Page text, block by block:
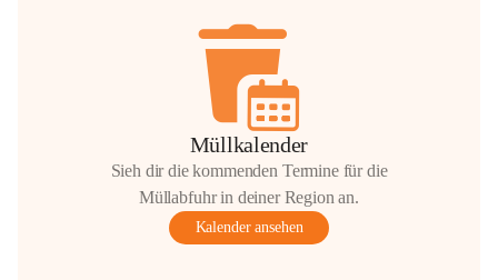
Müllkalender
Sieh dir die kommenden Termine für die
Müllabfuhr in deiner Region an.
Kalender ansehen